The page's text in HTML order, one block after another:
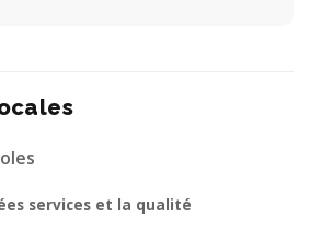
services et la qualité